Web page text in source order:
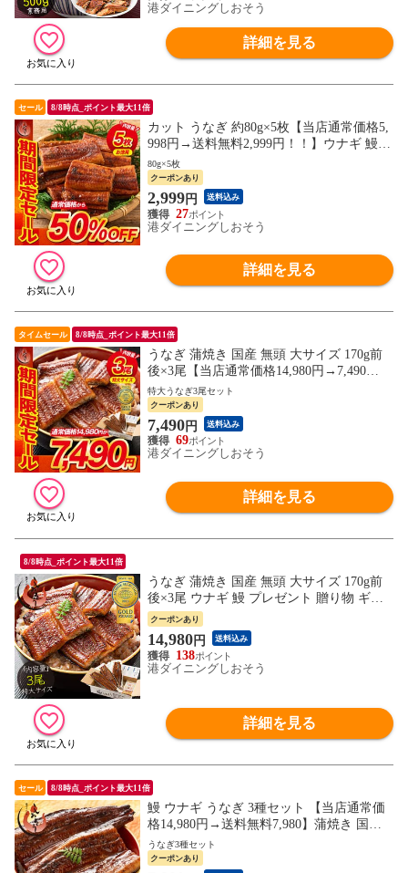
港ダイニングしおそう
詳細を見る
セール 8/8時点_ポイント最大11倍
カット うなぎ 約80g×5枚【当店通常価格5,
998円→送料無料2,999円！！】ウナギ 鰻
蒲焼き 選べる カット済み 二ホンウナギ 美
味しい 大きい うなぎの蒲焼き 鰻の蒲焼 う
なぎ蒲焼 ウナギ蒲焼き カット 贈り物 旬の
味覚 グルメ 食べ物 ランキング ギフト
80g×5枚
クーポンあり
2,999円 送料込み
27
港ダイニングしおそう
詳細を見る
タイムセール 8/8時点_ポイント最大11倍
うなぎ 蒲焼き 国産 無頭 大サイズ 170g前
後×3尾【当店通常価格14,980円→7,490
円！】 ウナギ 鰻 プレゼント 贈り物 ギフ
ト
特大うなぎ3尾セット
クーポンあり
7,490円 送料込み
69
港ダイニングしおそう
詳細を見る
8/8時点_ポイント最大11倍
うなぎ 蒲焼き 国産 無頭 大サイズ 170g前
後×3尾 ウナギ 鰻 プレゼント 贈り物 ギフ
ト
クーポンあり
14,980円 送料込み
138
港ダイニングしおそう
詳細を見る
セール 8/8時点_ポイント最大11倍
鰻 ウナギ うなぎ 3種セット 【当店通常価
格14,980円→送料無料7,980】蒲焼き 国産
大サイズ 約165g×2尾 刻みうなぎ 50g×1袋
カットうなぎ 80g×1袋 国産鰻 グルメ 国産
うなぎ3種セット
クーポンあり